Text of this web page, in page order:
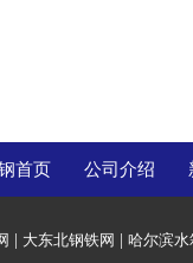
首页 公司介绍
大东北钢铁网
哈尔滨水